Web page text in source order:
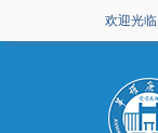
欢迎光